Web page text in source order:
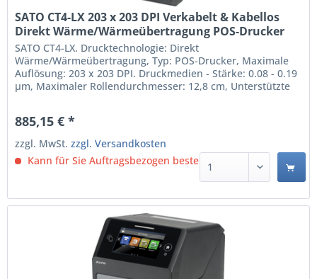
SATO CT4-LX 203 x 203 DPI Verkabelt & Kabellos
Direkt Wärme/Wärmeübertragung POS-Drucker
(WWCT01042ZNDN)
SATO CT4-LX. Drucktechnologie: Direkt
Wärme/Wärmeübertragung, Typ: POS-Drucker, Maximale
Auflösung: 203 x 203 DPI. Druckmedien - Stärke: 0.08 - 0.19
µm, Maximaler Rollendurchmesser: 12,8 cm, Unterstützte
integrierte Barcodes: 1D, 2D, Code 128 (A/B/C), Code 39,...
885,15 € *
zzgl. MwSt.zzgl. Versandkosten
Kann für Sie Auftragsbezogen bestellt werden.